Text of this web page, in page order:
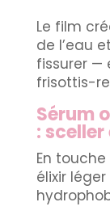
Le film
de l’eau
fissurer —
frisottis-
Sérum
:
En
élixir